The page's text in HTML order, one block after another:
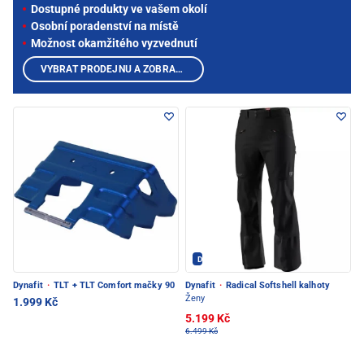
Dynafit · TLT + TLT Comfort mačky 90
1.999 Kč
Dynafit - PEC POD SNĚŽKOU
Dynafit · Radical Softshell kalhoty
Ženy
5.199 Kč
6.499 Kč
Dostupné produkty ve vašem okolí
Osobní poradenství na místě
Možnost okamžitého vyzvednutí
VYBRAT PRODEJNU A ZOBRAZIT PRODUKTY